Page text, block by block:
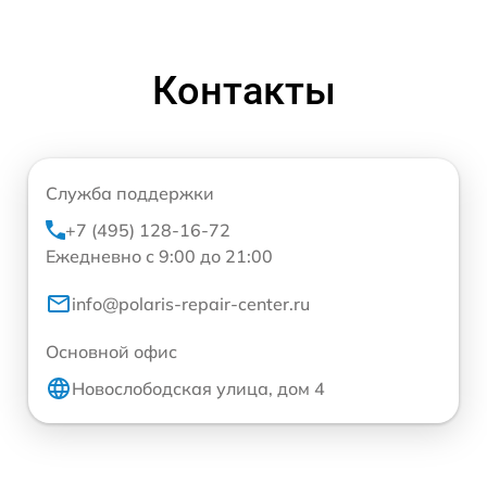
Контакты
Служба поддержки
+7 (495) 128-16-72
Ежедневно с 9:00 до 21:00
info@polaris-repair-center.ru
Основной офис
Новослободская улица, дом 4